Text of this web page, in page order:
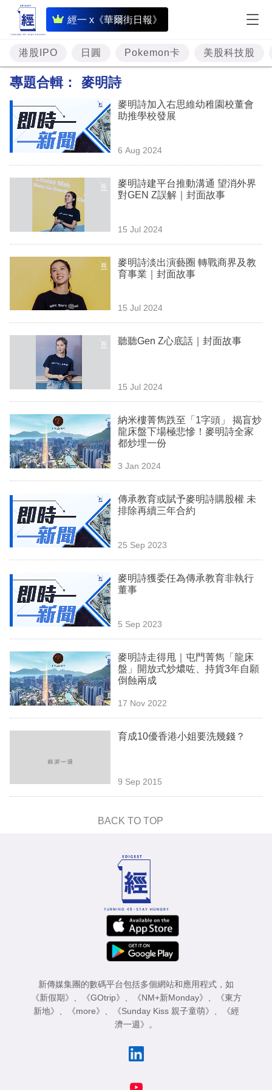
經一 x《華爾街日報》
即
時
財
經
投
資
樓
市
理
科
技
職
生
時
事
訂
閱
港股IPO 日圓 Pokemon卡 美股科技股
專題合輯： 麥明詩
麥明詩加入右思維幼稚園校董會
助推學校發展
6 Aug 2024
麥明詩建平台推動溝通 望消外界
對GEN Z誤解｜封面故事
15 Jul 2024
麥明詩淡出演藝圈 轉戰商界及教
育事業｜封面故事
15 Jul 2024
聽聽Gen Z心底話｜封面故事
15 Jul 2024
納米樓菁雋跌至「1字頭」 揭盲炒
龍床盤下場極悲慘！麥明詩全家
都炒埋一份
3 Jan 2024
傳承教育或賦予麥明詩購股權 未
排除再續三年合約
25 Sep 2023
麥明詩獲委任為傳承教育非執行
董事
5 Sep 2023
麥明詩走得甩｜屯門菁雋「龍床
盤」開放式炒燶咗、持貨3年自願
倒蝕兩成
17 Nov 2022
育成10優香港小姐要洗幾錢？
9 Sep 2015
BACK TO TOP
新傳媒集團的數碼平台包括多個網站和應用程式，如
《新假期》 、 《GOtrip》 、 《NM+新Monday》 、
《東方
新地》 、 《more》 、 《Sunday Kiss 親子童萌》 、
《經
濟一週》 。